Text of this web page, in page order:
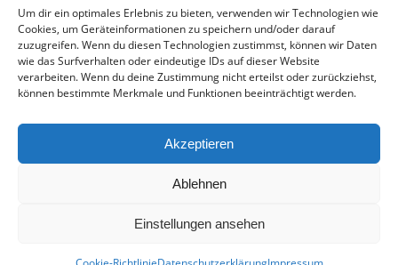
Um dir ein optimales Erlebnis zu bieten, verwenden wir Technologien wie
Cookies, um Geräteinformationen zu speichern und/oder darauf
zuzugreifen. Wenn du diesen Technologien zustimmst, können wir Daten
wie das Surfverhalten oder eindeutige IDs auf dieser Website
verarbeiten. Wenn du deine Zustimmung nicht erteilst oder zurückziehst,
können bestimmte Merkmale und Funktionen beeinträchtigt werden.
Akzeptieren
Ablehnen
Einstellungen ansehen
Spiele gegen einen Verein
Spiele gegen einen Verein
Bilanz0 Spiele / 0 Siege / 0 Remis / 0 Niederlagen / 0:0 Tore